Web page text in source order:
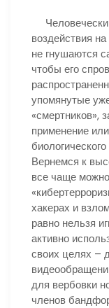
воздействия
не гнушаются
чтобы его
упомянутые
«смертников»,
применение
Вернемся к
все чаще
хакерах и
равно нельзя
активно
своих целях –
для вербовки
членов